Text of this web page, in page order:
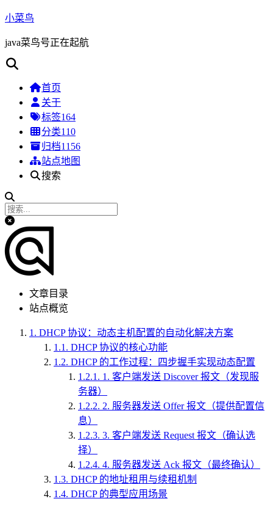
小菜鸟
java菜鸟号正在起航
首页
关于
标签164
分类110
归档1156
站点地图
搜索
文章目录
站点概览
1. DHCP 协议：动态主机配置的自动化解决方案
1.1. DHCP 协议的核心功能
1.2. DHCP 的工作过程：四步握手实现动态配置
1.2.1. 1. 客户端发送 Discover 报文（发现服
务器）
1.2.2. 2. 服务器发送 Offer 报文（提供配置信
息）
1.2.3. 3. 客户端发送 Request 报文（确认选
择）
1.2.4. 4. 服务器发送 Ack 报文（最终确认）
1.3. DHCP 的地址租用与续租机制
1.4. DHCP 的典型应用场景